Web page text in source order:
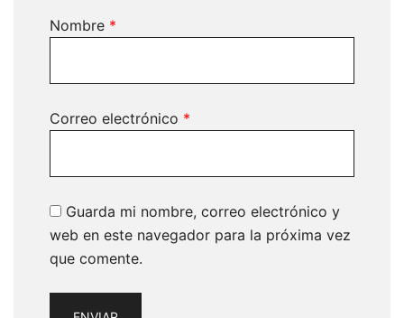
Nombre *
Correo electrónico *
Guarda mi nombre, correo electrónico y
web en este navegador para la próxima vez
que comente.